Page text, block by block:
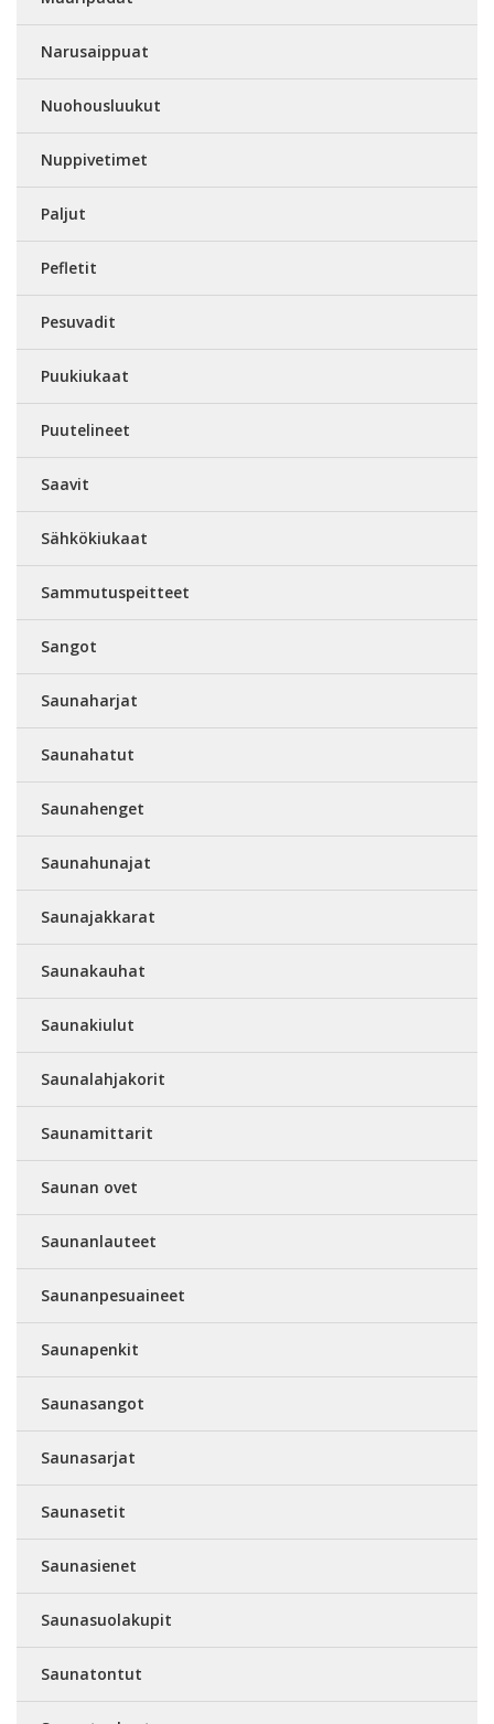
Narusaippuat
Nuohousluukut
Nuppivetimet
Paljut
Pefletit
Pesuvadit
Puukiukaat
Puutelineet
Saavit
Sähkökiukaat
Sammutuspeitteet
Sangot
Saunaharjat
Saunahatut
Saunahenget
Saunahunajat
Saunajakkarat
Saunakauhat
Saunakiulut
Saunalahjakorit
Saunamittarit
Saunan ovet
Saunanlauteet
Saunanpesuaineet
Saunapenkit
Saunasangot
Saunasarjat
Saunasetit
Saunasienet
Saunasuolakupit
Saunatontut